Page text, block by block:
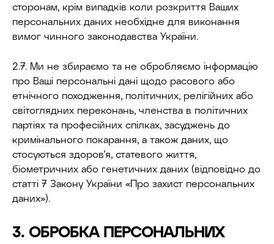
сторонам, крім випадків коли розкриття Ваших
персональних даних необхідне для виконання
вимог чинного законодавства України.
2.7. Ми не збираємо та не обробляємо інформацію
про Ваші персональні дані щодо расового або
етнічного походження, політичних, релігійних або
світоглядних переконань, членства в політичних
партіях та професійних спілках, засуджень до
кримінального покарання, а також даних, що
стосуються здоров’я, статевого життя,
біометричних або генетичних даних (відповідно до
статті 7 Закону України «Про захист персональних
даних»).
3. ОБРОБКА ПЕРСОНАЛЬНИХ